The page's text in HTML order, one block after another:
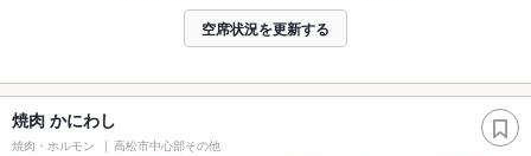
空席状況を更新する
焼肉 かにわし
焼肉・ホルモン 高松市中心部その他